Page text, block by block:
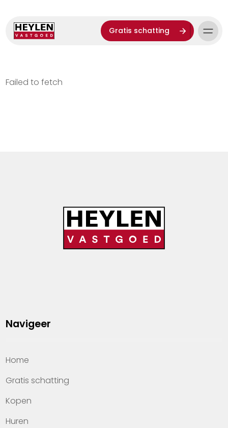
Gratis schatting
Failed to fetch
Navigeer
Home
Gratis schatting
Kopen
Huren